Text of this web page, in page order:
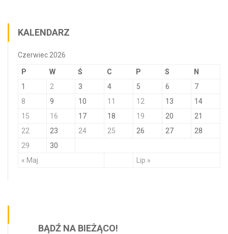
KALENDARZ
Czerwiec 2026
P W Ś C P S N
« Maj Lip »
1 2 3 4 5 6
7
8
9 10 11 12 13
14
15
16 17 18 19 20
21
22
23 24 25 26 27
28
29
30
BĄDŹ NA BIEŻĄCO!